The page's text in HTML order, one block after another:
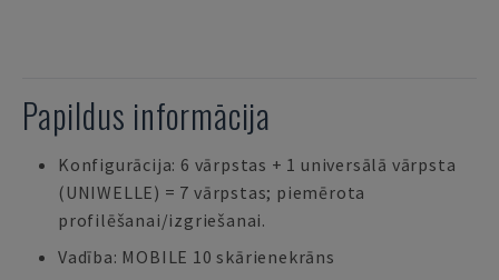
Papildus informācija
Konfigurācija: 6 vārpstas + 1 universālā vārpsta
(UNIWELLE) = 7 vārpstas; piemērota
profilēšanai/izgriešanai.
Vadība: MOBILE 10 skārienekrāns